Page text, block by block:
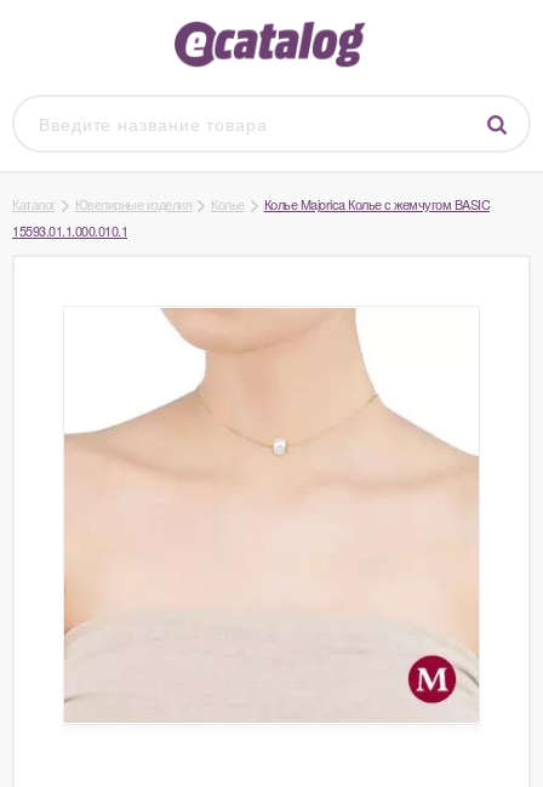
Каталог Ювелирные изделия Колье
Колье Majorica Колье с жемчугом BASIC
15593.01.1.000.010.1